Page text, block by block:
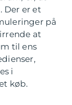
Der er et
på
at
til ens
i
køb.